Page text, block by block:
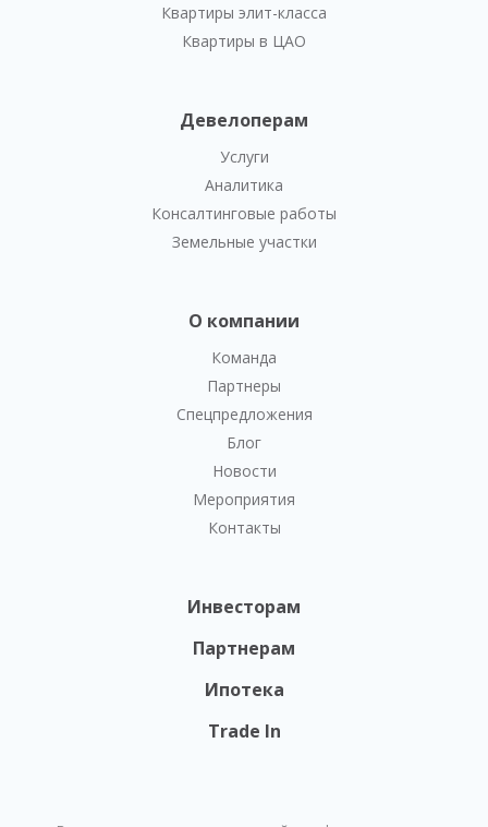
Квартиры элит-класса
Квартиры в ЦАО
Девелоперам
Услуги
Аналитика
Консалтинговые работы
Земельные участки
О компании
Команда
Партнеры
Спецпредложения
Блог
Новости
Мероприятия
Контакты
Инвесторам
Партнерам
Ипотека
Trade In